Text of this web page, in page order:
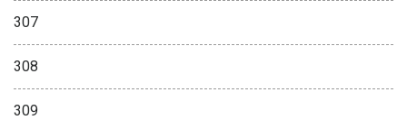
307
308
309